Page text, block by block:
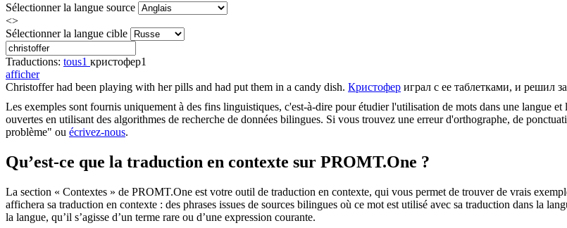
Sélectionner la langue source
<>
Sélectionner la langue cible
Traductions: tous1 кристофер1
afficher
Christofferhad been playing with her pills and had put them in a candy dish. Кристофер играл с ее таблетками, и решил
Les exemples sont fournis uniquement à des fins linguistiques, c'est-à-dire pour étudier l'utilisation de mots dans une langue
ouvertes en utilisant des algorithmes de recherche de données bilingues. Si vous trouvez une erreur d'orthographe, de
problème" ou écrivez-nous.
Qu’est-ce que la traduction en contexte sur PROMT.One ?
La section « Contextes » de PROMT.One est votre outil de traduction en contexte, qui vous permet de trouver de vrais
affichera sa traduction en contexte : des phrases issues de sources bilingues où ce mot est utilisé avec sa traduction dans la
la langue, qu’il s’agisse d’un terme rare ou d’une expression courante.